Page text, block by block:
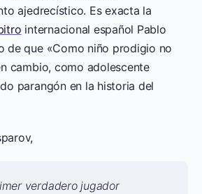
ajedrecístico. Es exacta la
internacional español Pablo
de que «Como niño prodigio no
cambio, como adolescente
parangón en la historia del
verdadero jugador